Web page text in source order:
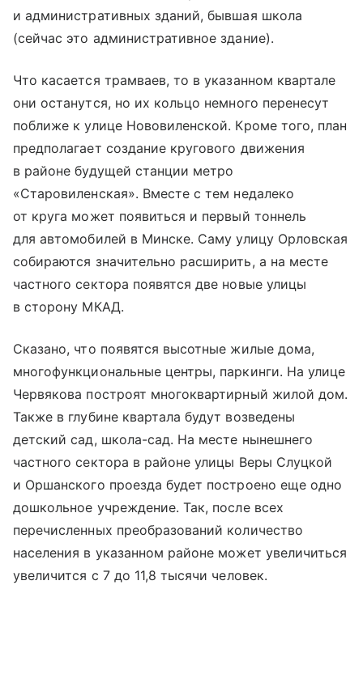
и административных зданий, бывшая школа
(сейчас это административное здание).
Что касается трамваев, то в указанном квартале
они останутся, но их кольцо немного перенесут
поближе к улице Нововиленской. Кроме того, план
предполагает создание кругового движения
в районе будущей станции метро
«Старовиленская». Вместе с тем недалеко
от круга может появиться и первый тоннель
для автомобилей в Минске. Саму улицу Орловская
собираются значительно расширить, а на месте
частного сектора появятся две новые улицы
в сторону МКАД.
Сказано, что появятся высотные жилые дома,
многофункциональные центры, паркинги. На улице
Червякова построят многоквартирный жилой дом.
Также в глубине квартала будут возведены
детский сад, школа-сад. На месте нынешнего
частного сектора в районе улицы Веры Слуцкой
и Оршанского проезда будет построено еще одно
дошкольное учреждение. Так, после всех
перечисленных преобразований количество
населения в указанном районе может увеличиться
увеличится с 7 до 11,8 тысячи человек.